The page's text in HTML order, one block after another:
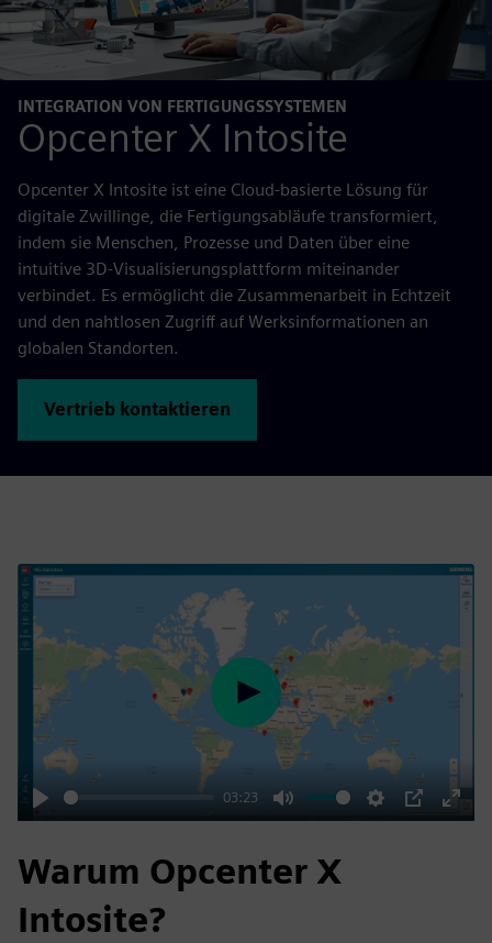
INTEGRATION VON FERTIGUNGSSYSTEMEN
Opcenter X Intosite
Opcenter X Intosite ist eine Cloud-basierte Lösung für
digitale Zwillinge, die Fertigungsabläufe transformiert,
indem sie Menschen, Prozesse und Daten über eine
intuitive 3D-Visualisierungsplattform miteinander
verbindet. Es ermöglicht die Zusammenarbeit in Echtzeit
und den nahtlosen Zugriff auf Werksinformationen an
globalen Standorten.
Vertrieb kontaktieren
Play
03:23
Mute Settings
PIP
Enter
Play
Warum Opcenter X
Intosite?